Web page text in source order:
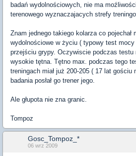
badań wydolnościowych, nie ma
terenowego wyznaczajacych strefy
Znam jednego takiego kolarza co pojechał
wydolnościowe w życiu ( typowy test
przejściu grypy. Oczywiscie podczas testu
wysokie tętna. Tętno max. podczas tego
treningach miał już 200-205 ( 17 lat
badania posłał go trener jego.
Ale głupota nie zna granic.
Tompoz
Gosc_Tompoz_*
06 wrz 2009